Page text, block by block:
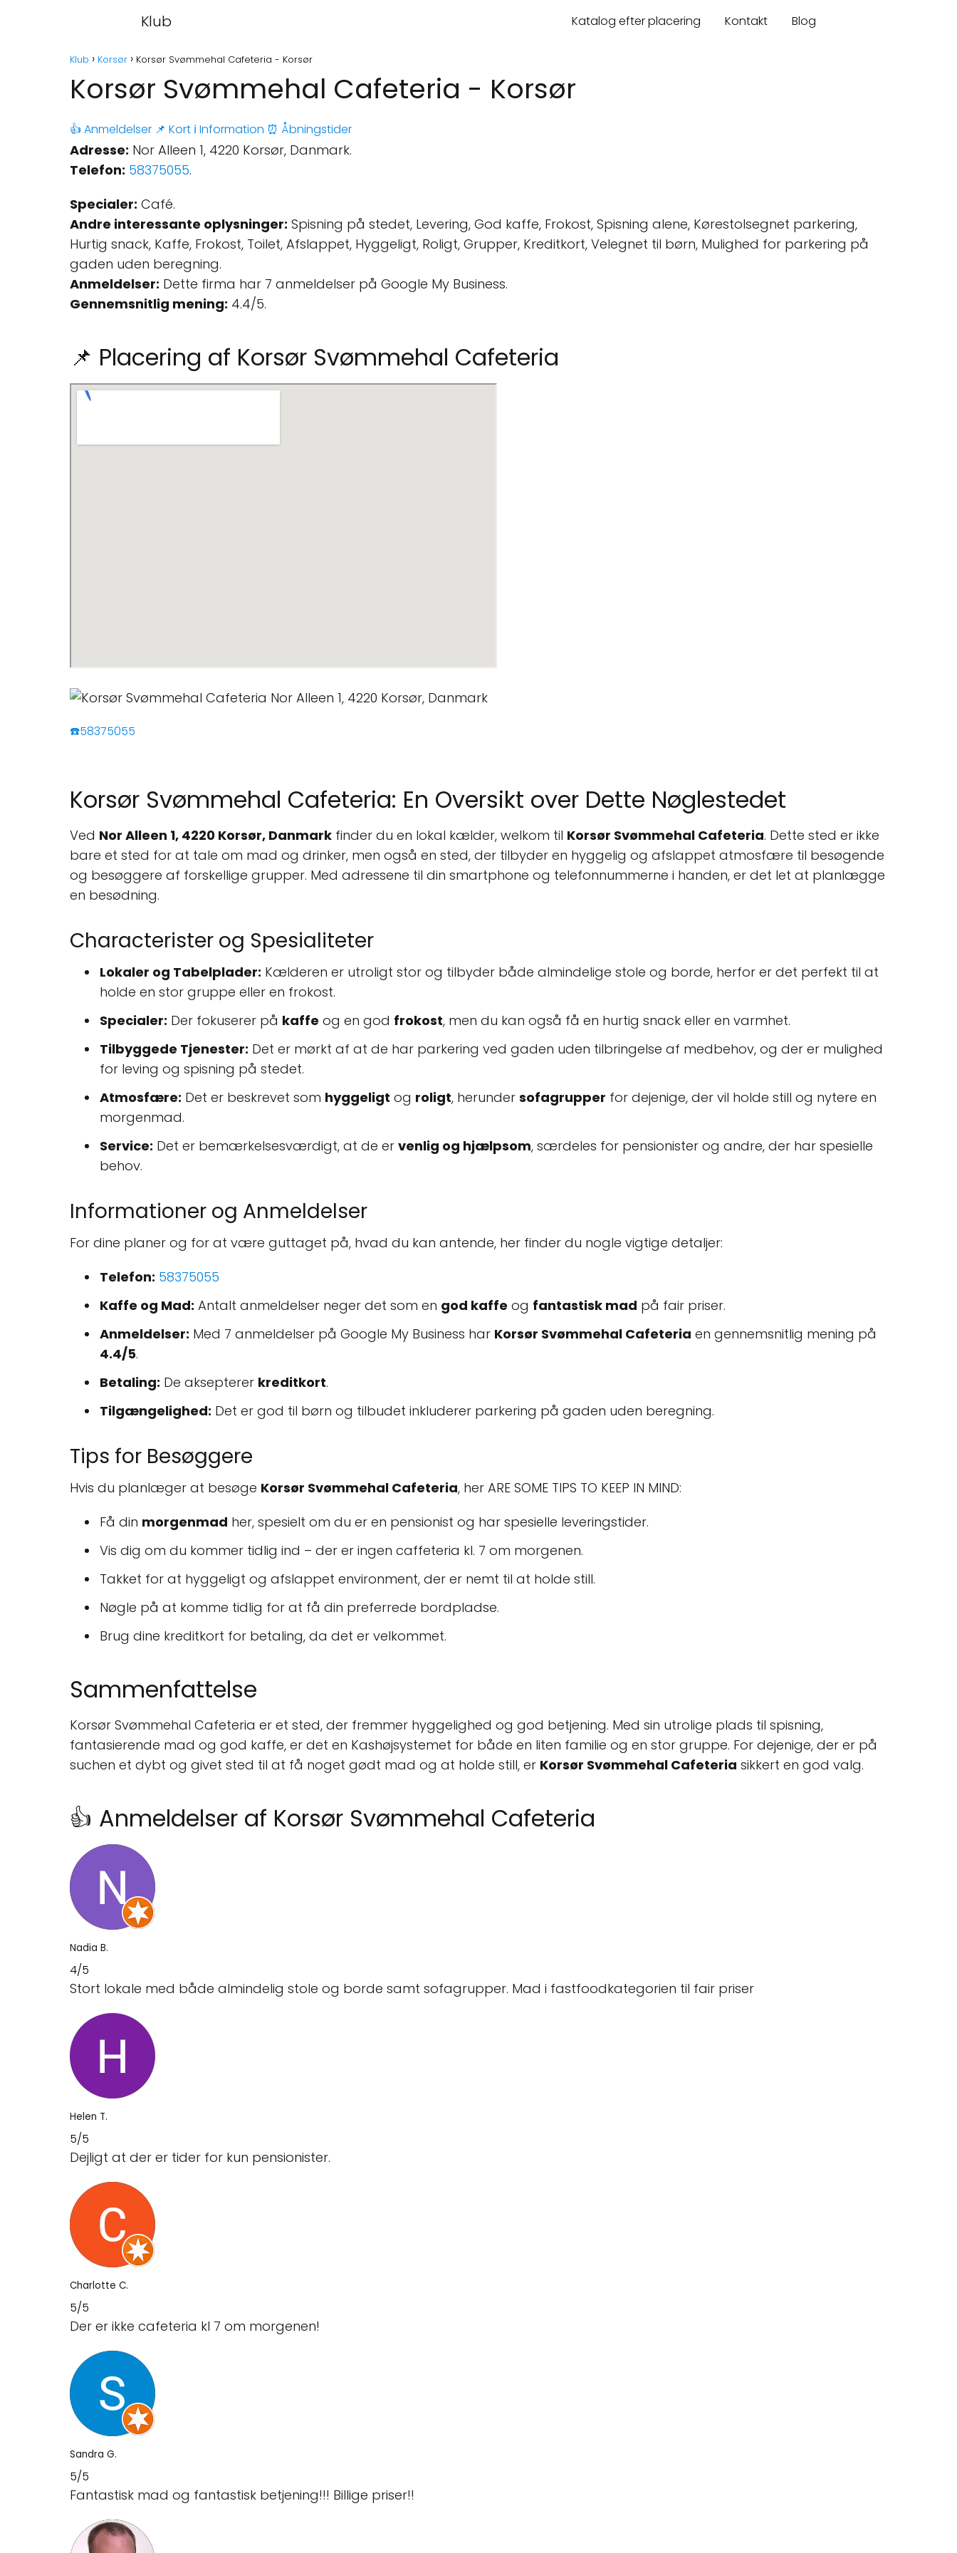
Klub Katalog efter placering Kontakt Blog
Klub Korsør Korsør Svømmehal Cafeteria - Korsør
Korsør Svømmehal Cafeteria - Korsør
👍 Anmeldelser 📌 Kort ℹ️ Information ⏰ Åbningstider
Adresse: Nor Alleen 1, 4220 Korsør, Danmark.
Telefon: 58375055.
Specialer: Café.
Andre interessante oplysninger: Spisning på stedet, Levering, God kaffe, Frokost, Spisning alene, Kørestolsegnet parkering,
Hurtig snack, Kaffe, Frokost, Toilet, Afslappet, Hyggeligt, Roligt, Grupper, Kreditkort, Velegnet til børn, Mulighed for parkering på
gaden uden beregning.
Anmeldelser: Dette firma har 7 anmeldelser på Google My Business.
Gennemsnitlig mening: 4.4/5.
📌 Placering af Korsør Svømmehal Cafeteria
☎️58375055
Korsør Svømmehal Cafeteria: En Oversikt over Dette Nøglestedet
Ved Nor Alleen 1, 4220 Korsør, Danmark finder du en lokal kælder, welkom til Korsør Svømmehal Cafeteria. Dette sted er ikke
bare et sted for at tale om mad og drinker, men også en sted, der tilbyder en hyggelig og afslappet atmosfære til besøgende
og besøggere af forskellige grupper. Med adressene til din smartphone og telefonnummerne i handen, er det let at planlægge
en besødning.
Characterister og Spesialiteter
Lokaler og Tabelplader: Kælderen er utroligt stor og tilbyder både almindelige stole og borde, herfor er det perfekt til at
holde en stor gruppe eller en frokost.
Specialer: Der fokuserer på kaffe og en god frokost, men du kan også få en hurtig snack eller en varmhet.
Tilbyggede Tjenester: Det er mørkt af at de har parkering ved gaden uden tilbringelse af medbehov, og der er mulighed
for leving og spisning på stedet.
Atmosfære: Det er beskrevet som hyggeligt og roligt, herunder sofagrupper for dejenige, der vil holde still og nytere en
morgenmad.
Service: Det er bemærkelsesværdigt, at de er venlig og hjælpsom, særdeles for pensionister og andre, der har spesielle
behov.
Informationer og Anmeldelser
For dine planer og for at være guttaget på, hvad du kan antende, her finder du nogle vigtige detaljer:
Telefon: 58375055
Kaffe og Mad: Antalt anmeldelser neger det som en god kaffe og fantastisk mad på fair priser.
Anmeldelser: Med 7 anmeldelser på Google My Business har Korsør Svømmehal Cafeteria en gennemsnitlig mening på
4.4/5.
Betaling: De aksepterer kreditkort.
Tilgængelighed: Det er god til børn og tilbudet inkluderer parkering på gaden uden beregning.
Tips for Besøggere
Hvis du planlæger at besøge Korsør Svømmehal Cafeteria, her ARE SOME TIPS TO KEEP IN MIND:
Få din morgenmad her, spesielt om du er en pensionist og har spesielle leveringstider.
Vis dig om du kommer tidlig ind – der er ingen caffeteria kl. 7 om morgenen.
Takket for at hyggeligt og afslappet environment, der er nemt til at holde still.
Nøgle på at komme tidlig for at få din preferrede bordpladse.
Brug dine kreditkort for betaling, da det er velkommet.
Sammenfattelse
Korsør Svømmehal Cafeteria er et sted, der fremmer hyggelighed og god betjening. Med sin utrolige plads til spisning,
fantasierende mad og god kaffe, er det en Kashøjsystemet for både en liten familie og en stor gruppe. For dejenige, der er på
suchen et dybt og givet sted til at få noget gødt mad og at holde still, er Korsør Svømmehal Cafeteria sikkert en god valg.
👍 Anmeldelser af Korsør Svømmehal Cafeteria
Nadia B.
4/5
Stort lokale med både almindelig stole og borde samt sofagrupper. Mad i fastfoodkategorien til fair priser
Helen T.
5/5
Dejligt at der er tider for kun pensionister.
Charlotte C.
5/5
Der er ikke cafeteria kl 7 om morgenen!
Sandra G.
5/5
Fantastisk mad og fantastisk betjening!!! Billige priser!!